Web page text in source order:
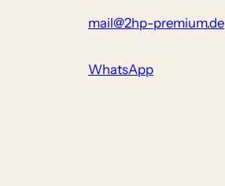
mail@2hp-premium.de
WhatsApp